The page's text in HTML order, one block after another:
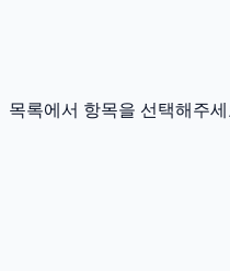
목록에서 항목을 선택해주세